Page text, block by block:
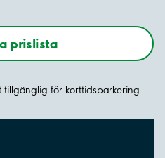
prislista
för korttidsparkering.